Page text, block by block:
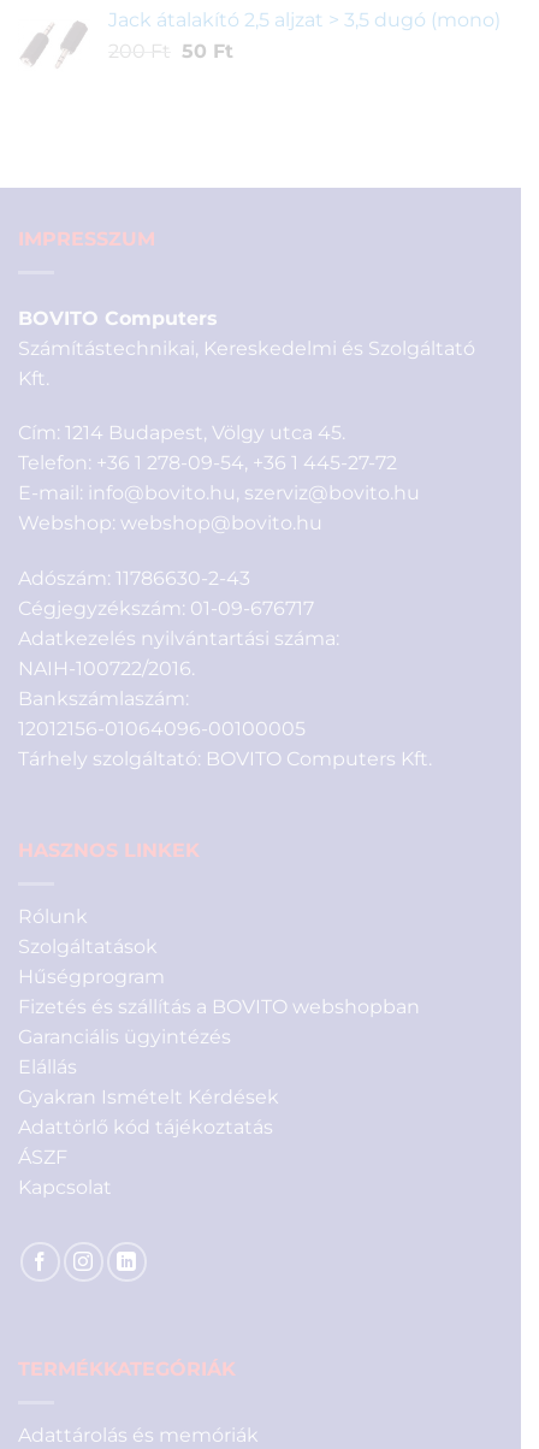
1
790 Ft.
990 Ft.
Jack átalakító 2,5 aljzat > 3,5 dugó (mono)
200 Ft
Original
50 FtCurrent
IMPRESSZUM
BOVITO Computers
Számítástechnikai, Kereskedelmi és Szolgáltató
Kft.
Cím: 1214 Budapest, Völgy utca 45.
Telefon: +36 1 278-09-54, +36 1 445-27-72
E-mail: info@bovito.hu, szerviz@bovito.hu
Webshop: webshop@bovito.hu
Adószám: 11786630-2-43
Cégjegyzékszám: 01-09-676717
Adatkezelés nyilvántartási száma:
NAIH-100722/2016.
Bankszámlaszám:
12012156-01064096-00100005
Tárhely szolgáltató: BOVITO Computers Kft.
HASZNOS LINKEK
Rólunk
Szolgáltatások
Hűségprogram
Fizetés és szállítás a BOVITO webshopban
Garanciális ügyintézés
Elállás
Gyakran Ismételt Kérdések
Adattörlő kód tájékoztatás
ÁSZF
Kapcsolat
TERMÉKKATEGÓRIÁK
Adattárolás és memóriák